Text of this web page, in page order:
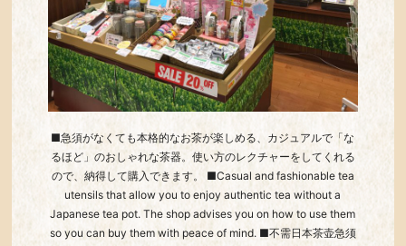
■急須がなくても本格的なお茶が楽しめる、カジュアルで「な
るほど」のおしゃれな茶器。使い方のレクチャーをしてくれる
ので、納得して購入できます。 ■Casual and fashionable tea
utensils that allow you to enjoy authentic tea without a
Japanese tea pot. The shop advises you on how to use them
so you can buy them with peace of mind. ■不需日本茶壶急须